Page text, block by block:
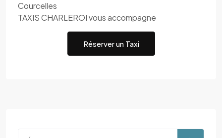
Courcelles
TAXIS CHARLEROI vous accompagne
Réserver un Taxi